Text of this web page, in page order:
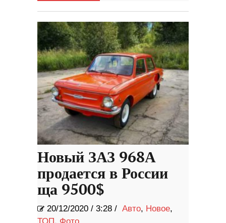
Новый ЗАЗ 968А
продается в России
ща 9500$
20/12/2020 / 3:28 / Авто, Новое,